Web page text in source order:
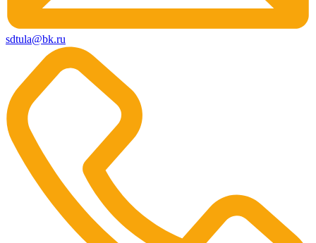
sdtula@bk.ru